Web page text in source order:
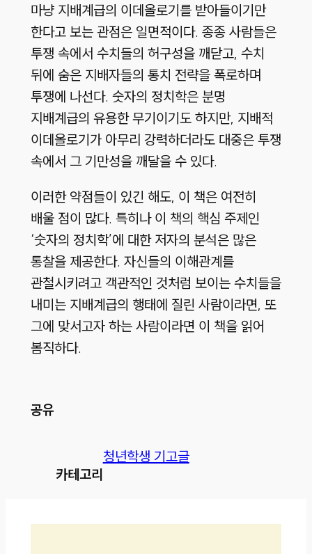
마냥 지배계급의 이데올로기를 받아들이기만
한다고 보는 관점은 일면적이다. 종종 사람들은
투쟁 속에서 수치들의 허구성을 깨닫고, 수치
뒤에 숨은 지배자들의 통치 전략을 폭로하며
투쟁에 나선다. 숫자의 정치학은 분명
지배계급의 유용한 무기이기도 하지만, 지배적
이데올로기가 아무리 강력하더라도 대중은 투쟁
속에서 그 기만성을 깨달을 수 있다.
이러한 약점들이 있긴 해도, 이 책은 여전히
배울 점이 많다. 특히나 이 책의 핵심 주제인
‘숫자의 정치학’에 대한 저자의 분석은 많은
통찰을 제공한다. 자신들의 이해관계를
관철시키려고 객관적인 것처럼 보이는 수치들을
내미는 지배계급의 행태에 질린 사람이라면, 또
그에 맞서고자 하는 사람이라면 이 책을 읽어
봄직하다.
공유
카테고리
청년학생 기고글